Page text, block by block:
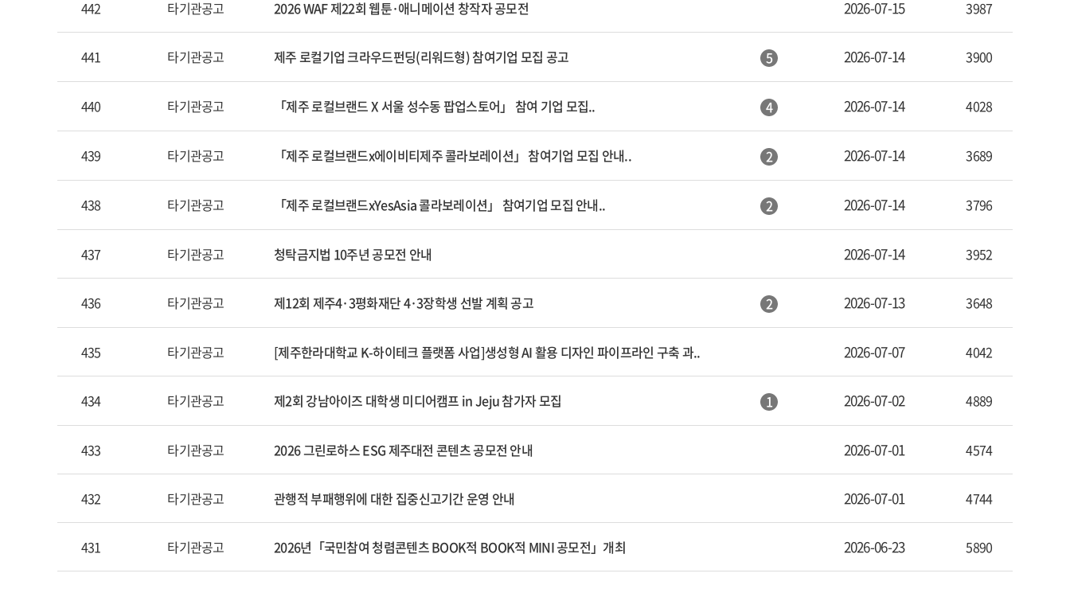
442 타기관공고 2026 WAF 제22회 웹툰·애니메이션 창작자 공모전 2026-07-15 3987
441 타기관공고 제주 로컬기업 크라우드펀딩(리워드형) 참여기업 모집 공고 5 2026-07-14 3900
440 타기관공고 「제주 로컬브랜드 X 서울 성수동 팝업스토어」 참여 기업 모집.. 4 2026-07-14 4028
439 타기관공고 「제주 로컬브랜드x에이비티제주 콜라보레이션」 참여기업 모집 안내.. 2 2026-07-14 3689
438 타기관공고 「제주 로컬브랜드xYesAsia 콜라보레이션」 참여기업 모집 안내.. 2 2026-07-14 3796
437 타기관공고 청탁금지법 10주년 공모전 안내 2026-07-14 3952
436 타기관공고 제12회 제주4·3평화재단 4·3장학생 선발 계획 공고 2 2026-07-13 3648
435 타기관공고 [제주한라대학교 K-하이테크 플랫폼 사업]생성형 AI 활용 디자인 파이프라인 구축 과.. 2026-07-07 4042
434 타기관공고 제2회 강남아이즈 대학생 미디어캠프 in Jeju 참가자 모집 1 2026-07-02 4889
433 타기관공고 2026 그린로하스 ESG 제주대전 콘텐츠 공모전 안내 2026-07-01 4574
432 타기관공고 관행적 부패행위에 대한 집중신고기간 운영 안내 2026-07-01 4744
431 타기관공고 2026년「국민참여 청렴콘텐츠 BOOK적 BOOK적 MINI 공모전」개최 2026-06-23 5890